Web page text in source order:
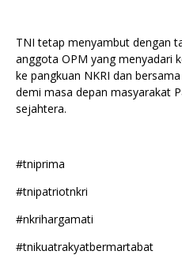
TNI tetap menyambut dengan
anggota OPM yang menyadari
ke pangkuan NKRI dan
demi masa depan masyarakat
sejahtera.
#tniprima
#tnipatriotnkri
#nkrihargamati
#tnikuatrakyatbermartabat